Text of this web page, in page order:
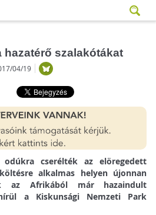
hazatérő szalakótákat
04/19
cserélték az elöregedett
alkalmas helyen újonnan
az Afrikából már hazaindult
a Kiskunsági Nemzeti Park